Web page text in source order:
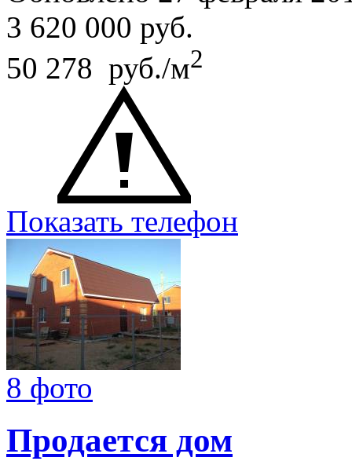
3 620 000 руб.
50 278 руб./м2
Показать телефон
8 фото
Продается дом